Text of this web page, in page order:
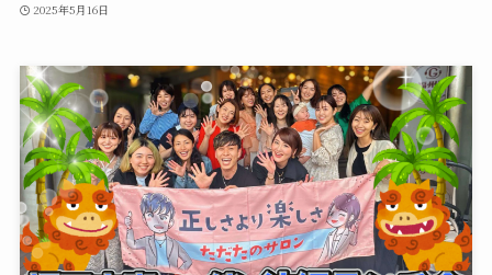
2025年5月16日